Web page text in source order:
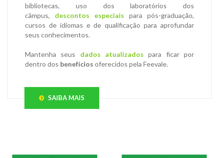
bibliotecas, uso dos laboratórios dos
câmpus, descontos especiais
para pós-graduação,
cursos de idiomas e de qualificação para aprofundar
seus conhecimentos.
Mantenha seus dados atualizados para ficar por
dentro dos benefícios oferecidos pela Feevale.
SAIBA MAIS